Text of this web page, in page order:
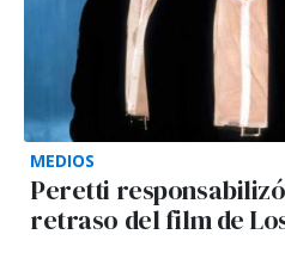
MEDIOS
Peretti
retraso del film de